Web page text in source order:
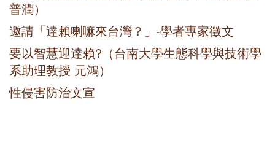
普潤）
邀請「達賴喇嘛來台灣？」-學者專家徵文
要以智慧迎達賴?（台南大學生態科學與技術學
系助理教授 元鴻）
性侵害防治文宣